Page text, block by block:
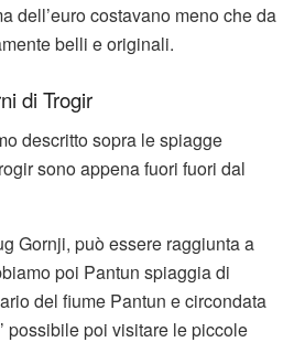
dell’euro costavano meno che da
belli e originali.
di Trogir
descritto sopra le spiagge
sono appena fuori fuori dal
Gornji, può essere raggiunta a
poi Pantun spiaggia di
del fiume Pantun e circondata
possibile poi visitare le piccole